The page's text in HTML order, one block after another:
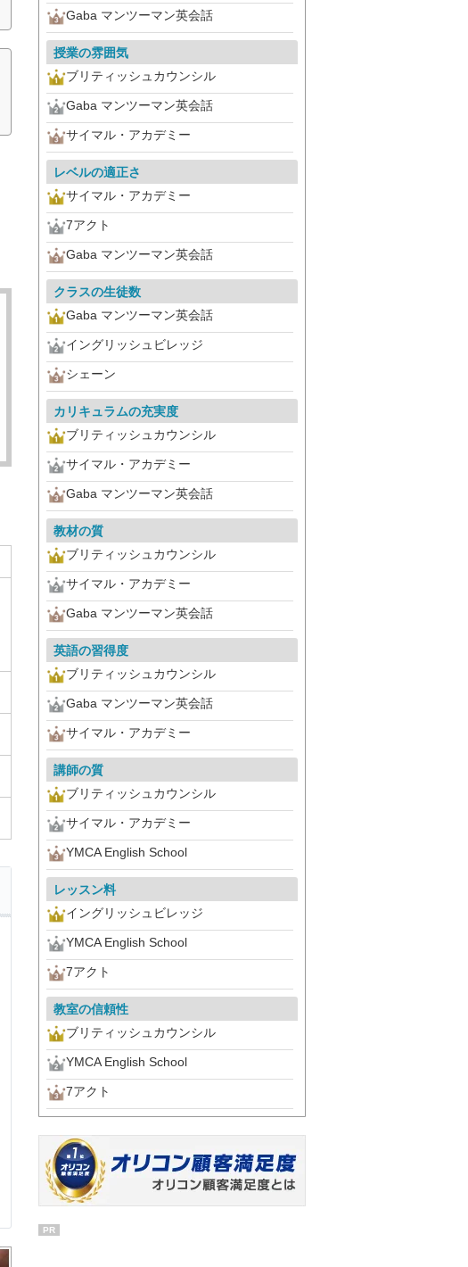
Gaba マンツーマン英会話
授業の雰囲気
ブリティッシュカウンシル
Gaba マンツーマン英会話
サイマル・アカデミー
レベルの適正さ
サイマル・アカデミー
7アクト
Gaba マンツーマン英会話
クラスの生徒数
Gaba マンツーマン英会話
イングリッシュビレッジ
シェーン
カリキュラムの充実度
ブリティッシュカウンシル
サイマル・アカデミー
Gaba マンツーマン英会話
教材の質
ブリティッシュカウンシル
サイマル・アカデミー
Gaba マンツーマン英会話
英語の習得度
ブリティッシュカウンシル
Gaba マンツーマン英会話
サイマル・アカデミー
講師の質
ブリティッシュカウンシル
サイマル・アカデミー
YMCA English School
レッスン料
イングリッシュビレッジ
YMCA English School
7アクト
教室の信頼性
ブリティッシュカウンシル
YMCA English School
7アクト
PR